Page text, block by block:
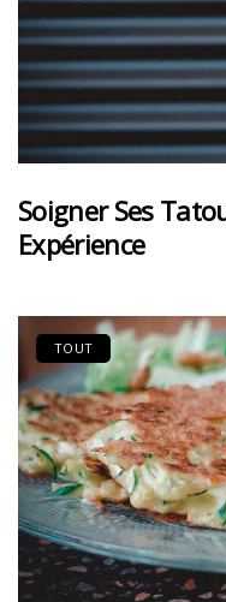
Soigner Ses
Expérience
TOUT